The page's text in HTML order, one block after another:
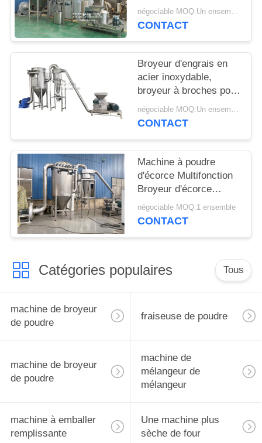
PRIVACY
POLICY
Mill Metal Oxyde ACM
GGRINder de
négociable MOQ:Un ensemble
CONTACT
Broyeur d'engrais en
acier inoxydable,
broyeur à broches pour
urée, avec CE
négociable MOQ:Un ensemble
CONTACT
Machine à poudre
d'écorce Multifonction
Broyeur d'écorce
d'Albizia
négociable MOQ:1 ensemble
CONTACT
Catégories populaires Tous
machine de broyeur
de poudre
fraiseuse de poudre
machine de broyeur
de poudre
machine de
mélangeur de
mélangeur
machine à emballer
remplissante
Une machine plus
sèche de four